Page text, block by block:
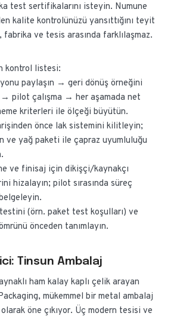
test sertifikalarını isteyin. Numune
kalite kontrolünüzü yansıttığını teyit
ve tesis arasında farklılaşmaz.
kontrol listesi:
paylaşın → geri dönüş örneğini
→ pilot çalışma → her aşamada net
kriterleri ile ölçeği büyütün.
önce lak sistemini kilitleyin;
ve yağ paketi ile çapraz uyumluluğu
ve finisaj için dikişçi/kaynakçı
hizalayın; pilot sırasında süreç
belgeleyin.
(örn. paket test koşulları) ve
önceden tanımlayın.
Tinsun Ambalaj
ham kalay kaplı çelik arayan
mükemmel bir metal ambalaj
öne çıkıyor. Üç modern tesisi ve